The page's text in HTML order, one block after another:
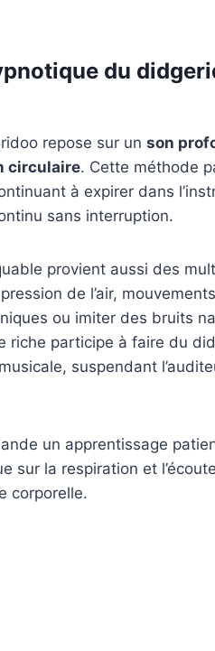
du
repose sur un son
circulaire. Cette méthode
à expirer dans
sans interruption.
provient aussi des
de l’air,
ou imiter des bruits
riche participe à faire du
suspendant
un apprentissage
sur la respiration et
corporelle.